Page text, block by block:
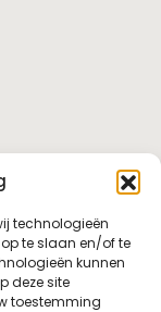
technologieën
te slaan en/of te
kunnen
deze site
toestemming
Elephant en
Wij bieden
voor